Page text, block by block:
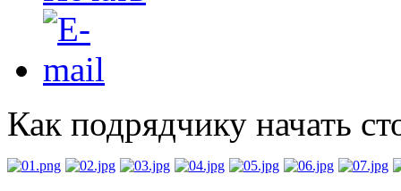
Как подрядчику начать